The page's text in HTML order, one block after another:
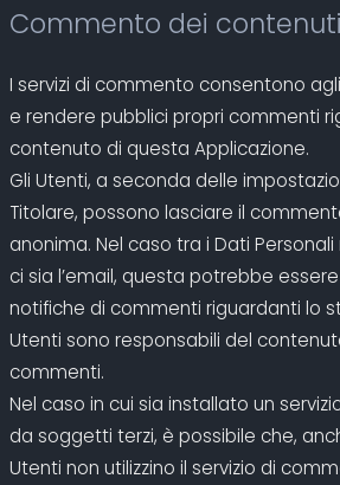
Commento dei contenuti
I servizi di commento consentono
e rendere pubblici propri commenti
contenuto di questa Applicazione.
Gli Utenti, a seconda delle
Titolare, possono lasciare il
anonima. Nel caso tra i Dati Personali
ci sia l’email, questa potrebbe
notifiche di commenti riguardanti lo
Utenti sono responsabili del
commenti.
Nel caso in cui sia installato un
da soggetti terzi, è possibile che,
Utenti non utilizzino il servizio di